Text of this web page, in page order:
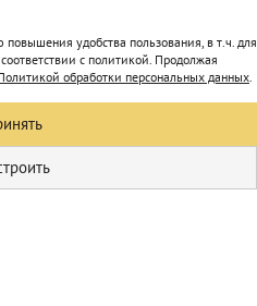
удобства пользования, в т.ч. для
с политикой. Продолжая
обработки персональных данных.